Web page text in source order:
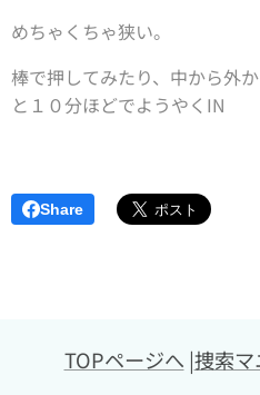
めちゃくちゃ狭い。
棒で押してみたり、中から外
と１０分ほどでようやくIN
Share
TOPページへ |捜索